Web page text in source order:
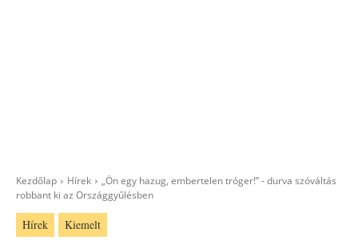
Kezdőlap Hírek
„Ön egy hazug, embertelen tróger!” - durva szóváltás
robbant ki az Országgyűlésben
Hírek Kiemelt